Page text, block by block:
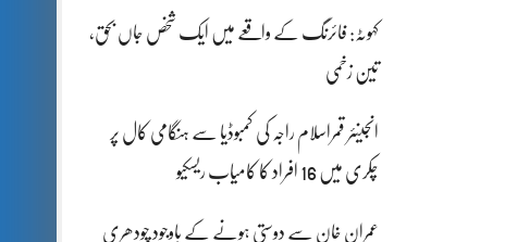
کہوٹہ: فائرنگ کے واقعے میں ایک شخص جاں بحق،
تین زخمی
انجینئر قمراسلام راجہ کی کمبوڈیا سے ہنگامی کال پر
چکری میں 16 افراد کا کامیاب ریسکیو
عمران خان سے دوستی ہونے کے باوجود چودھری